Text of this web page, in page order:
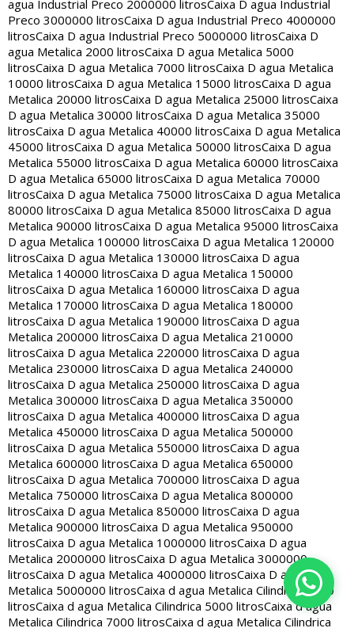
agua Industrial Preco 2000000 litrosCaixa D agua Industrial
Preco 3000000 litrosCaixa D agua Industrial Preco 4000000
litrosCaixa D agua Industrial Preco 5000000 litrosCaixa D
agua Metalica 2000 litrosCaixa D agua Metalica 5000
litrosCaixa D agua Metalica 7000 litrosCaixa D agua Metalica
10000 litrosCaixa D agua Metalica 15000 litrosCaixa D agua
Metalica 20000 litrosCaixa D agua Metalica 25000 litrosCaixa
D agua Metalica 30000 litrosCaixa D agua Metalica 35000
litrosCaixa D agua Metalica 40000 litrosCaixa D agua Metalica
45000 litrosCaixa D agua Metalica 50000 litrosCaixa D agua
Metalica 55000 litrosCaixa D agua Metalica 60000 litrosCaixa
D agua Metalica 65000 litrosCaixa D agua Metalica 70000
litrosCaixa D agua Metalica 75000 litrosCaixa D agua Metalica
80000 litrosCaixa D agua Metalica 85000 litrosCaixa D agua
Metalica 90000 litrosCaixa D agua Metalica 95000 litrosCaixa
D agua Metalica 100000 litrosCaixa D agua Metalica 120000
litrosCaixa D agua Metalica 130000 litrosCaixa D agua
Metalica 140000 litrosCaixa D agua Metalica 150000
litrosCaixa D agua Metalica 160000 litrosCaixa D agua
Metalica 170000 litrosCaixa D agua Metalica 180000
litrosCaixa D agua Metalica 190000 litrosCaixa D agua
Metalica 200000 litrosCaixa D agua Metalica 210000
litrosCaixa D agua Metalica 220000 litrosCaixa D agua
Metalica 230000 litrosCaixa D agua Metalica 240000
litrosCaixa D agua Metalica 250000 litrosCaixa D agua
Metalica 300000 litrosCaixa D agua Metalica 350000
litrosCaixa D agua Metalica 400000 litrosCaixa D agua
Metalica 450000 litrosCaixa D agua Metalica 500000
litrosCaixa D agua Metalica 550000 litrosCaixa D agua
Metalica 600000 litrosCaixa D agua Metalica 650000
litrosCaixa D agua Metalica 700000 litrosCaixa D agua
Metalica 750000 litrosCaixa D agua Metalica 800000
litrosCaixa D agua Metalica 850000 litrosCaixa D agua
Metalica 900000 litrosCaixa D agua Metalica 950000
litrosCaixa D agua Metalica 1000000 litrosCaixa D agua
Metalica 2000000 litrosCaixa D agua Metalica 3000000
litrosCaixa D agua Metalica 4000000 litrosCaixa D agua
Metalica 5000000 litrosCaixa d agua Metalica Cilindrica 2000
litrosCaixa d agua Metalica Cilindrica 5000 litrosCaixa d agua
Metalica Cilindrica 7000 litrosCaixa d agua Metalica Cilindrica